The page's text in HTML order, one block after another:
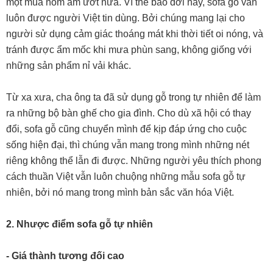
một mùa nồm ẩm ướt nữa. Vì thế bao đời nay, sofa gỗ vẫn
luôn được người Việt tin dùng. Bởi chúng mang lại cho
người sử dụng cảm giác thoáng mát khi thời tiết oi nóng, và
tránh được ẩm mốc khi mưa phùn sang, không giống với
những sản phẩm nỉ vải khác.
Từ xa xưa, cha ông ta đã sử dụng gỗ trong tự nhiên để làm
ra những bộ bàn ghế cho gia đình. Cho dù xã hội có thay
đổi, sofa gỗ cũng chuyển mình để kịp đáp ứng cho cuộc
sống hiện đại, thì chúng vẫn mang trong mình những nét
riêng không thể lẫn đi được. Những người yêu thích phong
cách thuần Việt vẫn luôn chuộng những mẫu sofa gỗ tự
nhiên, bởi nó mang trong mình bản sắc văn hóa Việt.
2. Nhược điểm sofa gỗ tự nhiên
- Giá thành tương đối cao